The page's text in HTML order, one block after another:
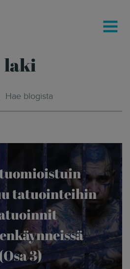
MENU
laki
Hae blogista
tatuointeihin
3)